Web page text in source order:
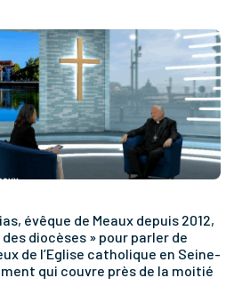
évêque de Meaux depuis 2012,
diocèses » pour parler de
de l’Eglise catholique en Seine-
qui couvre près de la moitié